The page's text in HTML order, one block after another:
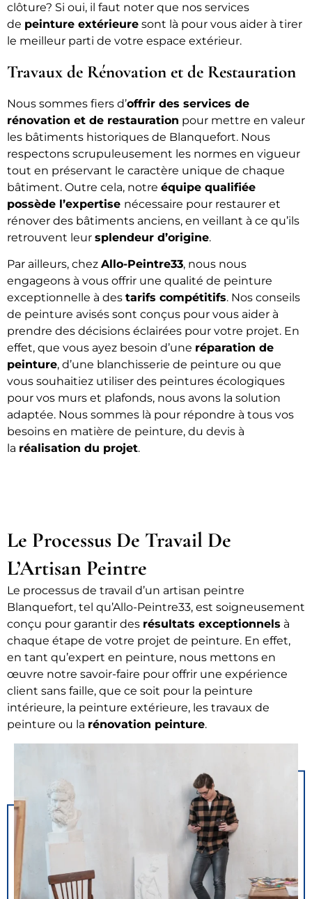
clôture? Si oui, il faut noter que nos services
de peinture extérieure sont là pour vous aider à tirer
le meilleur parti de votre espace extérieur.
Travaux de Rénovation et de Restauration
Nous sommes fiers d’offrir des services de
rénovation et de restauration pour mettre en valeur
les bâtiments historiques de Blanquefort. Nous
respectons scrupuleusement les normes en vigueur
tout en préservant le caractère unique de chaque
bâtiment. Outre cela, notre équipe qualifiée
possède l’expertise nécessaire pour restaurer et
rénover des bâtiments anciens, en veillant à ce qu’ils
retrouvent leur splendeur d’origine.
Par ailleurs, chez Allo-Peintre33, nous nous
engageons à vous offrir une qualité de peinture
exceptionnelle à des tarifs compétitifs. Nos conseils
de peinture avisés sont conçus pour vous aider à
prendre des décisions éclairées pour votre projet. En
effet, que vous ayez besoin d’une réparation de
peinture, d’une blanchisserie de peinture ou que
vous souhaitiez utiliser des peintures écologiques
pour vos murs et plafonds, nous avons la solution
adaptée. Nous sommes là pour répondre à tous vos
besoins en matière de peinture, du devis à
la réalisation du projet.
Le Processus De Travail De
L’Artisan Peintre
Le processus de travail d’un artisan peintre
Blanquefort, tel qu’Allo-Peintre33, est soigneusement
conçu pour garantir des résultats exceptionnels à
chaque étape de votre projet de peinture. En effet,
en tant qu’expert en peinture, nous mettons en
œuvre notre savoir-faire pour offrir une expérience
client sans faille, que ce soit pour la peinture
intérieure, la peinture extérieure, les travaux de
peinture ou la rénovation peinture.